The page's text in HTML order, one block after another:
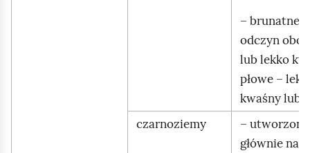
– brunatne –
odczyn
lub lekko
płowe –
kwaśny lub
czarnoziemy
– utworzone
głównie na